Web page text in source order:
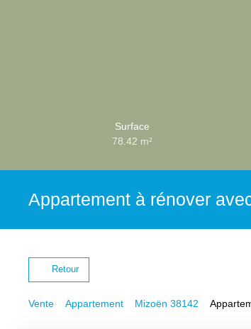
Surface
78.42 m²
Appartement à rénover
Retour
Vente Appartement Mizoën 38142